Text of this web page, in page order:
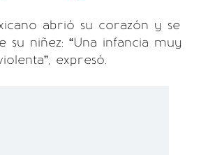
abrió su corazón y se
su niñez: “Una infancia muy
expresó.